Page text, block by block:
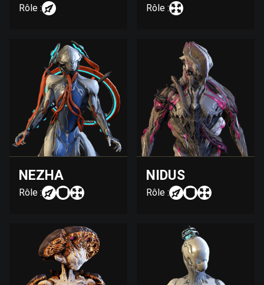
Rôle : Rôle :
NEZHA
Rôle :
NIDUS
Rôle :